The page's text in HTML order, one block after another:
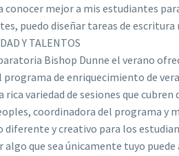
conocer mejor a mis estudiantes
puedo diseñar tareas de
Y TALENTOS
Bishop Dunne el verano
programa de enriquecimiento de
rica variedad de sesiones que
coordinadora del programa y
diferente y creativo para los
algo que sea únicamente tuyo